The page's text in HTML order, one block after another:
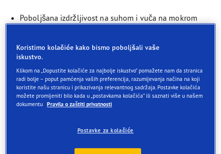
Poboljšana izdržljivost na suhom i vuča na mokrom
Prianjanje na snijegu
Koristimo kolačiće kako bismo poboljšali vaše
iskustvo.
Klikom na „Dopustite kolačiće za najbolje iskustvo” pomažete nam da stranica
radi bolje – poput pamćenja vaših preferencija, razumijevanja načina na koji
koristite našu stranicu i prikazivanja relevantnog sadržaja. Postavke kolačića
možete promijeniti bilo kada u „postavkama kolačića” ili saznati više u našem
dokumentu Pravila o zaštiti privatnosti
Postavke za kolačiće